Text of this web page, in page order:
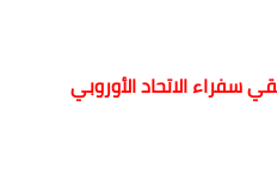
سفراء الاتحاد الأوروبي